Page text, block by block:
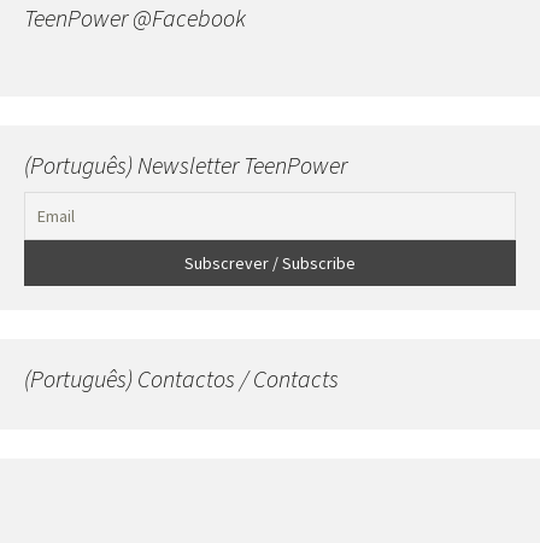
TeenPower @Facebook
(Português) Newsletter TeenPower
(Português) Contactos / Contacts